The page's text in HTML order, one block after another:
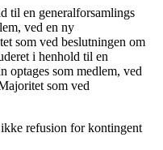
til en generalforsamlings
ved en ny
som ved beslutningen om
i henhold til en
optages som medlem, ved
som ved
refusion for kontingent